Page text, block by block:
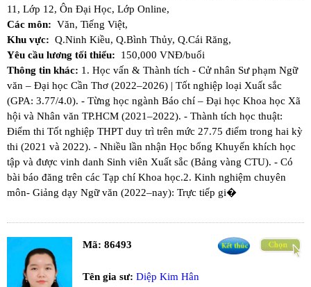
11, Lớp 12, Ôn Đại Học, Lớp Online,
Các môn: Văn, Tiếng Việt,
Khu vực: Q.Ninh Kiều, Q.Bình Thủy, Q.Cái Răng,
Yêu cầu lương tối thiểu:
150,000 VNĐ/buổi
Thông tin khác: 1. Học vấn & Thành tích - ​Cử nhân Sư phạm Ngữ
văn – Đại học Cần Thơ (2022–2026) | Tốt nghiệp loại Xuất sắc
(GPA: 3.77/4.0). - Từng học ngành Báo chí – Đại học Khoa học Xã
hội và Nhân văn TP.HCM (2021–2022). - Thành tích học thuật:​
Điểm thi Tốt nghiệp THPT duy trì trên mức 27.75 điểm trong hai kỳ
thi (2021 và 2022). - Nhiều lần nhận Học bổng Khuyến khích học
tập và được vinh danh Sinh viên Xuất sắc (Bảng vàng CTU). - Có
bài báo đăng trên các Tạp chí Khoa học. ​2. Kinh nghiệm chuyên
môn ​- Giảng dạy Ngữ văn (2022–nay): Trực tiếp gi�
Mã: 86493
Tên gia sư: Diệp Kim Hân